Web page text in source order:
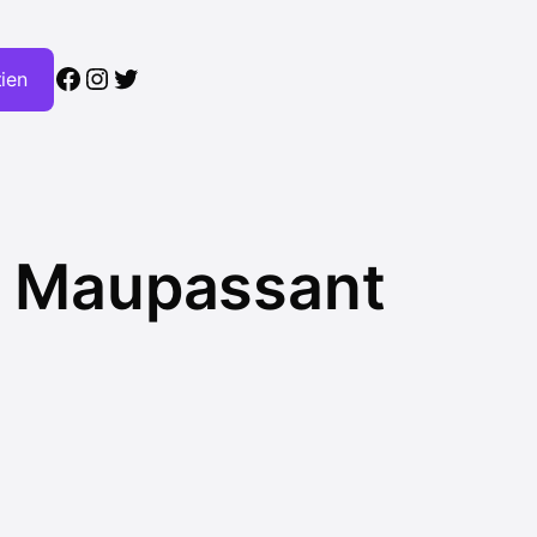
Facebook
Instagram
Twitter
Maupassant